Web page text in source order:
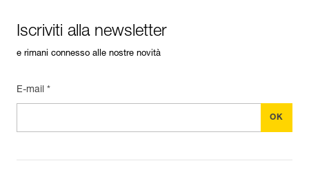
Iscriviti alla newsletter
e rimani connesso alle nostre novità
E-mail *